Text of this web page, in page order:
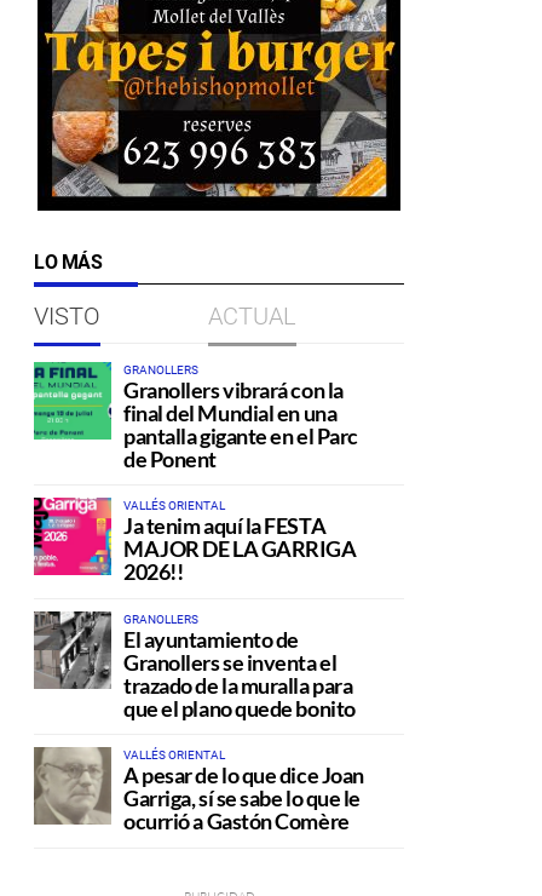
LO MÁS
VISTO ACTUAL
GRANOLLERS
Granollers vibrará con la
final del Mundial en una
pantalla gigante en el Parc
de Ponent
VALLÉS ORIENTAL
Ja tenim aquí la FESTA
MAJOR DE LA GARRIGA
2026!!
GRANOLLERS
El ayuntamiento de
Granollers se inventa el
trazado de la muralla para
que el plano quede bonito
VALLÉS ORIENTAL
A pesar de lo que dice Joan
Garriga, sí se sabe lo que le
ocurrió a Gastón Comère